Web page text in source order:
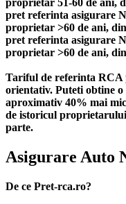
pret referinta asigurare
proprietar >60 de ani,
pret referinta asigurare
proprietar >60 de ani,
Tariful de referinta RCA
orientativ. Puteti obtine
aproximativ 40% mai
de istoricul proprietarului
parte.
Asigurare Auto
De ce Pret-rca.ro?